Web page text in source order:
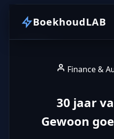
BoekhoudLAB
Finance &
30 jaar
Gewoon